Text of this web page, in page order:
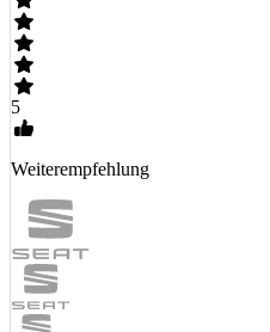
5
Weiterempfehlung